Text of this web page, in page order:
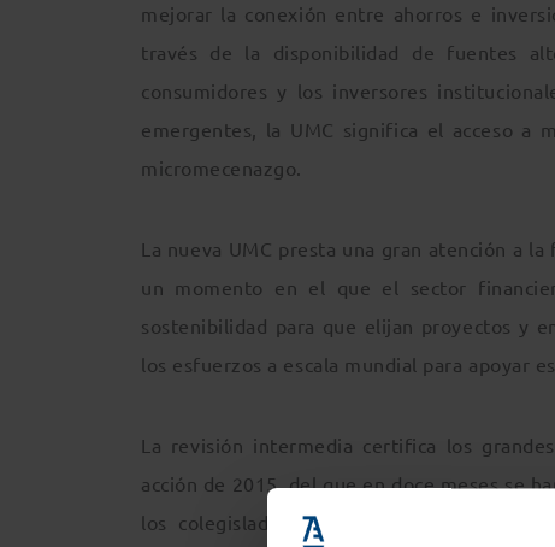
mejorar la conexión entre ahorros e
través de la disponibilidad de fuentes
consumidores y los inversores
emergentes, la UMC significa el acceso a
micromecenazgo.
La nueva UMC presta una gran atención a
un momento en el que el sector
sostenibilidad para que elijan proyectos y
los esfuerzos a escala mundial para apoyar
La revisión intermedia certifica los
acción de 2015, del que en doce meses se
los colegisladores convinieron en